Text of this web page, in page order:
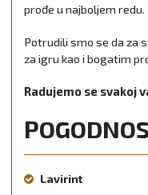
prođe u najboljem redu.
Potrudili smo se da za
za igru kao i bogatim
Radujemo se svakoj
Lavirint